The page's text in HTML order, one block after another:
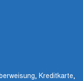
Kreditkarte,